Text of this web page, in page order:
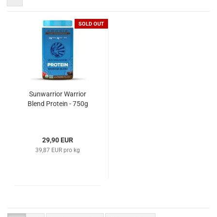
SOLD OUT
Sunwarrior Warrior
Blend Protein - 750g
29,90 EUR
39,87 EUR pro kg